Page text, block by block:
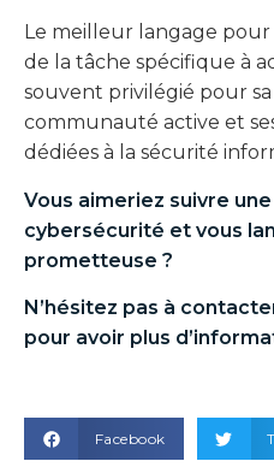
Le meilleur langage
de la tâche spécifique à
souvent privilégié pour
communauté active et
dédiées à la sécurité
Vous aimeriez suivre
cybersécurité et vous
prometteuse ?
N’hésitez pas à
pour avoir plus
Facebook